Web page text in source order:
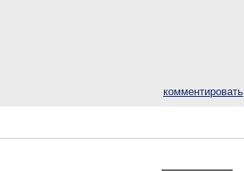
комментировать